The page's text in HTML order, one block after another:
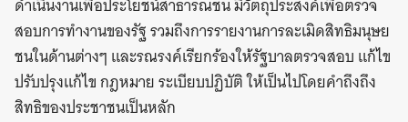
ดำเนินงานเพื่อประโยชน์สาธารณชน มีวัตถุประสงค์เพื่อตรวจ
สอบการทำงานของรัฐ รวมถึงการรายงานการละเมิดสิทธิมนุษย
ชนในด้านต่างๆ และรณรงค์เรียกร้องให้รัฐบาลตรวจสอบ แก้ไข
ปรับปรุงแก้ไข กฎหมาย ระเบียบปฏิบัติ ให้เป็นไปโดยคำถึงถึง
สิทธิของประชาชนเป็นหลัก